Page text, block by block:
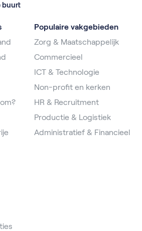
buurt
Populaire vakgebieden
Zorg & Maatschappelijk
Commercieel
ICT & Technologie
Non-profit en kerken
HR & Recruitment
Productie & Logistiek
Administratief & Financieel